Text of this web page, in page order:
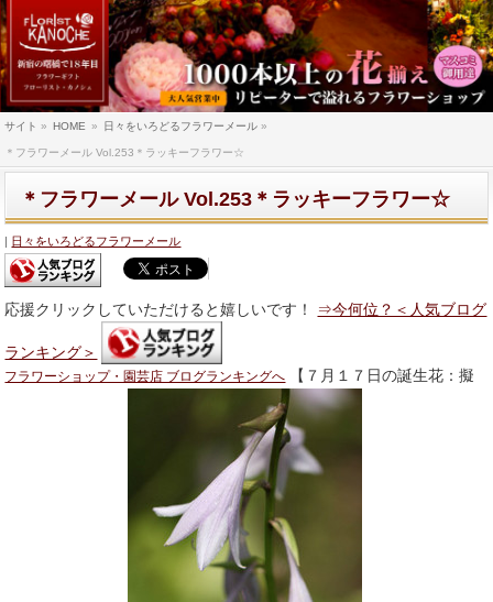
サイト » HOME » 日々をいろどるフラワーメール »
＊フラワーメール Vol.253＊ラッキーフラワー☆
＊フラワーメール Vol.253＊ラッキーフラワー☆
日々をいろどるフラワーメール
応援クリックしていただけると嬉しいです！ ⇒今何位？＜人気ブログ
ランキング＞
フラワーショップ・園芸店 ブログランキングへ 【７月１７日の誕生花：擬